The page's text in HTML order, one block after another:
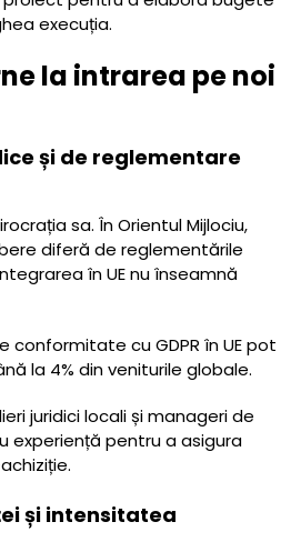
execuția.
la intrarea pe noi
și de reglementare
sa. În Orientul Mijlociu,
diferă de reglementările
în UE nu înseamnă
conformitate cu GDPR în UE pot
la 4% din veniturile globale.
juridici locali și manageri de
experiență pentru a asigura
și intensitatea